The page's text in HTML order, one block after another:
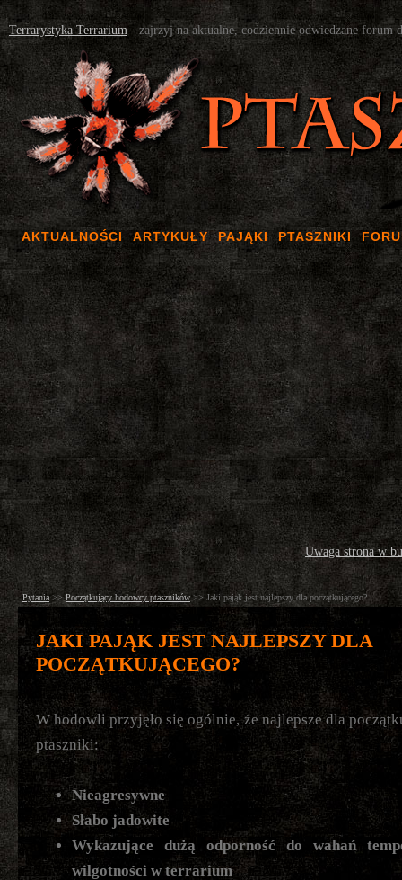
Terrarystyka Terrarium - zajrzyj na aktualne, codziennie odwiedzane forum
AKTUALNOŚCI ARTYKUŁY PAJĄKI PTASZNIKI
Uwaga strona w
Pytania>> Początkujący hodowcy ptaszników >> Jaki pająk jest najlepszy dla początkującego?
JAKI PAJĄK JEST NAJLEPSZY DLA
POCZĄTKUJĄCEGO?
W hodowli przyjęło się ogólnie, że najlepsze dla
ptaszniki:
Nieagresywne
Słabo jadowite
Wykazujące dużą odporność do wahań
wilgotności w terrarium